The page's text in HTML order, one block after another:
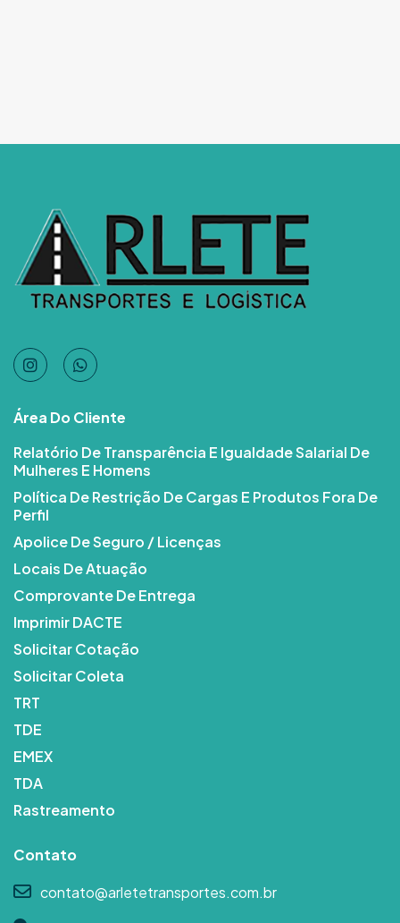
Área Do Cliente
Relatório De Transparência E Igualdade Salarial De
Mulheres E Homens
Política De Restrição De Cargas E Produtos Fora De
Perfil
Apolice De Seguro / Licenças
Locais De Atuação
Comprovante De Entrega
Imprimir DACTE
Solicitar Cotação
Solicitar Coleta
TRT
TDE
EMEX
TDA
Rastreamento
Contato
contato@arletetransportes.com.br